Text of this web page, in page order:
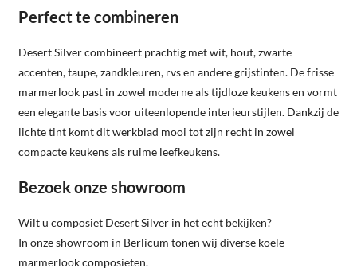
Perfect te combineren
Desert Silver combineert prachtig met wit, hout, zwarte
accenten, taupe, zandkleuren, rvs en andere grijstinten. De frisse
marmerlook past in zowel moderne als tijdloze keukens en vormt
een elegante basis voor uiteenlopende interieurstijlen. Dankzij de
lichte tint komt dit werkblad mooi tot zijn recht in zowel
compacte keukens als ruime leefkeukens.
Bezoek onze showroom
Wilt u composiet Desert Silver in het echt bekijken?
In onze showroom in Berlicum tonen wij diverse koele
marmerlook composieten.